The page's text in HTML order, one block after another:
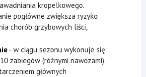
kropelkowego.
pogłówne zwiększa ryzyko
chorób grzybowych liści,
- w ciągu sezonu wykonuje się
zabiegów (różnymi nawozami).
głównych